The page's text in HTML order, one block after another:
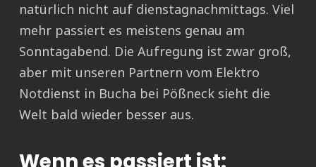
natürlich nicht auf dienstagnachmittags. Viel
mehr passiert es meistens genau am
Sonntagabend. Die Aufregung ist zwar groß,
aber mit unseren Partnern vom Elektro
Notdienst in Bucha bei Pößneck sieht die
Welt bald wieder besser aus.